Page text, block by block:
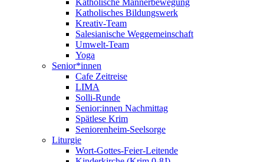
Katholische Männerbewegung
Katholisches Bildungswerk
Kreativ-Team
Salesianische Weggemeinschaft
Umwelt-Team
Yoga
Senior*innen
Cafe Zeitreise
LIMA
Solli-Runde
Senior:innen Nachmittag
Spätlese Krim
Seniorenheim-Seelsorge
Liturgie
Wort-Gottes-Feier-Leitende